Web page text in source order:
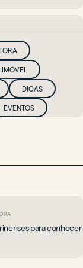
DICAS
EVENTOS
para conhecer